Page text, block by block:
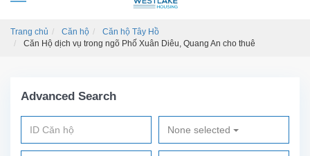
Trang chủ Căn hộ
Căn hộ Tây Hồ
Căn Hộ dịch vụ trong ngõ Phố Xuân Diêu, Quang An cho thuê
Advanced Search
None selected